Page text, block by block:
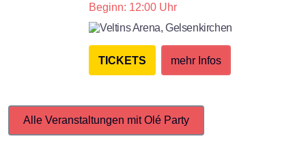
Beginn: 12:00 Uhr
Veltins Arena, Gelsenkirchen
TICKETS mehr Infos
Alle Veranstaltungen mit Olé Party